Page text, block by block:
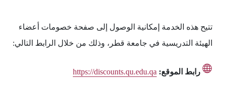
تتيح هذه الخدمة إمكانية الوصول إلى صفحة خصومات أعضاء
الهيئة التدريسية في جامعة قطر، وذلك من خلال الرابط التالي:
رابط الموقع: https://discounts.qu.edu.qa